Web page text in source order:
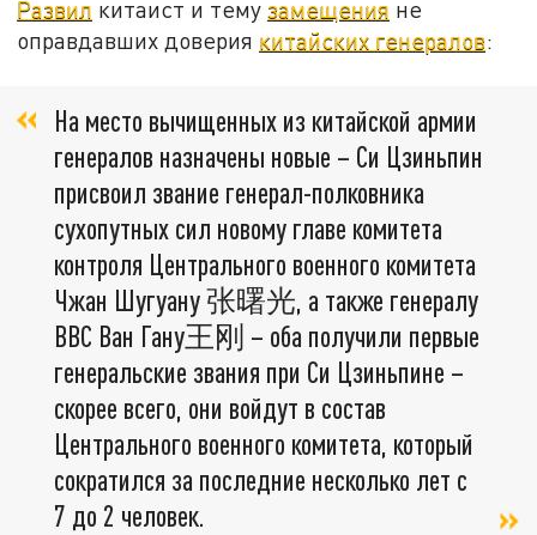
Развил китаист и темузамещения не
оправдавших доверия китайских генералов:
На место вычищенных из китайской армии
генералов назначены новые – Си Цзиньпин
присвоил звание генерал-полковника
сухопутных сил новому главе комитета
контроля Центрального военного комитета
Чжан Шугуану 张曙光, а также генералу
ВВС Ван Гану王刚 – оба получили первые
генеральские звания при Си Цзиньпине –
скорее всего, они войдут в состав
Центрального военного комитета, который
сократился за последние несколько лет с
7 до 2 человек.